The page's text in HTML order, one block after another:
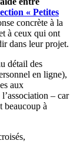
« Petites
concrète à la
à ceux qui ont
dans leur projet.
détail des
en ligne),
aux
– car
beaucoup à